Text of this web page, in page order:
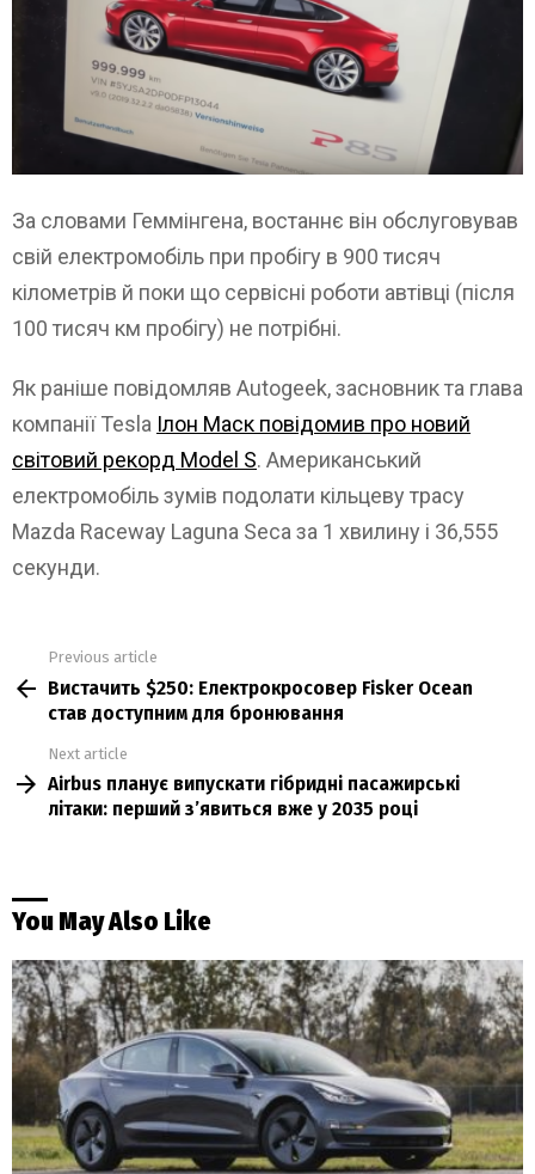
За словами Геммінгена, востаннє він обслуговував
свій електромобіль при пробігу в 900 тисяч
кілометрів й поки що сервісні роботи автівці (після
100 тисяч км пробігу) не потрібні.
Як раніше повідомляв Autogeek, засновник та глава
компанії Tesla Ілон Маск повідомив про новий
світовий рекорд Model S. Американський
електромобіль зумів подолати кільцеву трасу
Mazda Raceway Laguna Seca за 1 хвилину і 36,555
секунди.
more
Previous article
Вистачить $250: Електрокросовер Fisker Ocean
став доступним для бронювання
Next article
Airbus планує випускати гібридні пасажирські
літаки: перший з’явиться вже у 2035 році
You May Also Like